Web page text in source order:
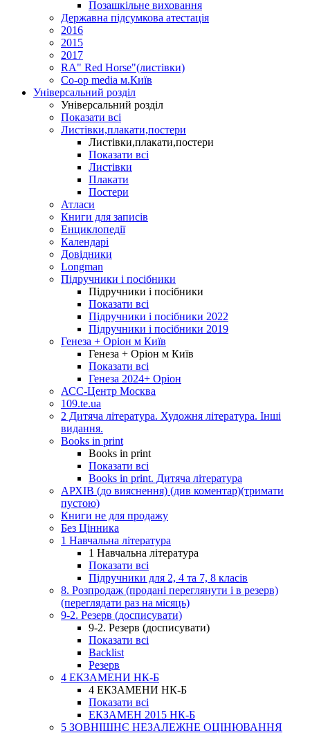
Позашкільне виховання
Державна підсумкова атестація
2016
2015
2017
RA" Red Horse"(листівки)
Co-op media м.Київ
Універсальний розділ
Універсальний розділ
Показати всі
Листівки,плакати,постери
Листівки,плакати,постери
Показати всі
Листівки
Плакати
Постери
Атласи
Книги для записів
Енциклопедії
Календарі
Довідники
Longman
Підручники і посібники
Підручники і посібники
Показати всі
Підручники і посібники 2022
Підручники і посібники 2019
Генеза + Оріон м Київ
Генеза + Оріон м Київ
Показати всі
Генеза 2024+ Оріон
АСС-Центр Москва
109.te.ua
2 Дитяча література. Художня література. Інші
видання.
Books in print
Books in print
Показати всі
Books in print. Дитяча література
АРХІВ (до вияснення) (див коментар)(тримати
пустою)
Книги не для продажу
Без Цінника
1 Навчальна література
1 Навчальна література
Показати всі
Підручники для 2, 4 та 7, 8 класів
8. Розпродаж (продані переглянути і в резерв)
(переглядати раз на місяць)
9-2. Резерв (досписувати)
9-2. Резерв (досписувати)
Показати всі
Backlist
Резерв
4 ЕКЗАМЕНИ НК-Б
4 ЕКЗАМЕНИ НК-Б
Показати всі
ЕКЗАМЕН 2015 НК-Б
5 ЗОВНІШНЄ НЕЗАЛЕЖНЕ ОЦІНЮВАННЯ